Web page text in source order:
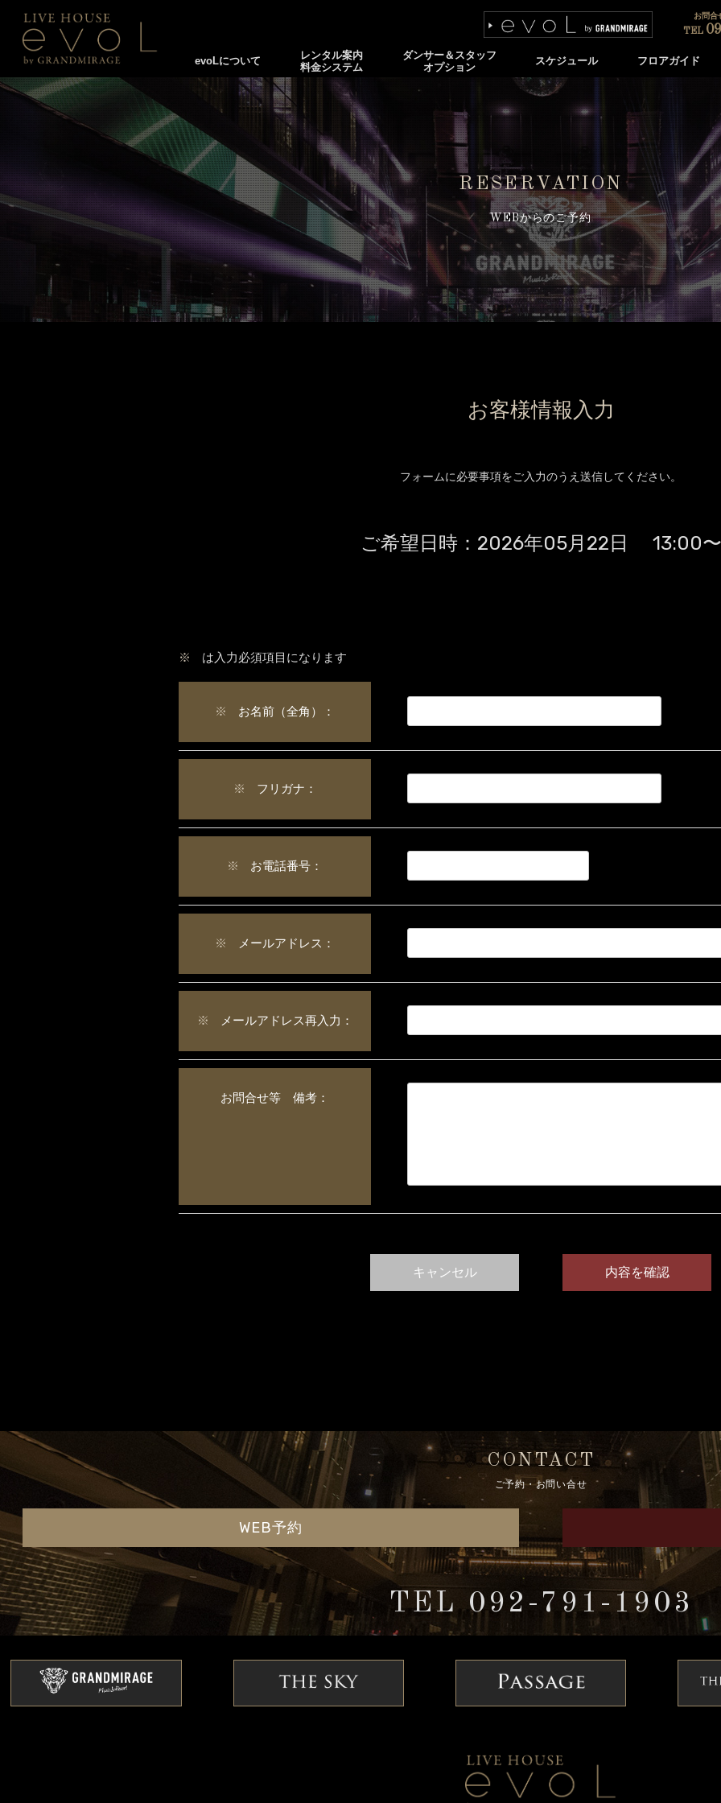
evoLについて
レンタル案内
料金システム
ダンサー＆スタッフ
オプション
スケジュール フロアガイド
お問合
TEL
RESERVATION
WEBからのご予約
お客様情報入力
フォームに必要事項をご入力のうえ送信してください。
ご希望日時： 2026年05月22日 13:00〜
※ は入力必須項目になります
※ お名前（全角）：
※ フリガナ：
※ お電話番号：
※ メールアドレス：
※ メールアドレス再入力：
お問合せ等 備考：
CONTACT
ご予約・お問い合せ
WEB予約
TEL 092-791-1903